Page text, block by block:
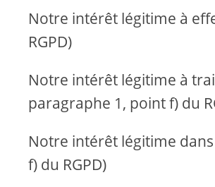
Notre intérêt légitime à
RGPD)
Notre intérêt légitime à
paragraphe 1, point f) du
Notre intérêt légitime
f) du RGPD)